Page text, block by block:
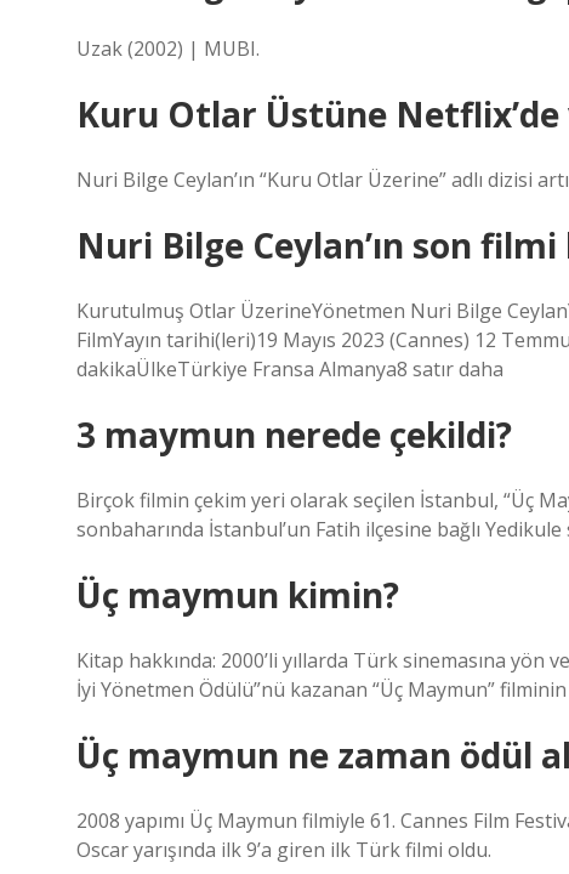
Uzak (2002) | MUBI.
Kuru Otlar Üstüne Netflix’de
Nuri Bilge Ceylan’ın “Kuru Otlar Üzerine” adlı dizisi
Nuri Bilge Ceylan’ın son
Kurutulmuş Otlar ÜzerineYönetmen Nuri Bilge
FilmYayın tarihi(leri)19 Mayıs 2023 (Cannes) 12
dakikaÜlkeTürkiye Fransa Almanya8 satır daha
3 maymun nerede çekildi?
Birçok filmin çekim yeri olarak seçilen İstanbul, “Üç
sonbaharında İstanbul’un Fatih ilçesine bağlı
Üç maymun kimin?
Kitap hakkında: 2000’li yıllarda Türk sinemasına yön
İyi Yönetmen Ödülü”nü kazanan “Üç Maymun”
Üç maymun ne zaman ödül
2008 yapımı Üç Maymun filmiyle 61. Cannes Film
Oscar yarışında ilk 9’a giren ilk Türk filmi oldu.